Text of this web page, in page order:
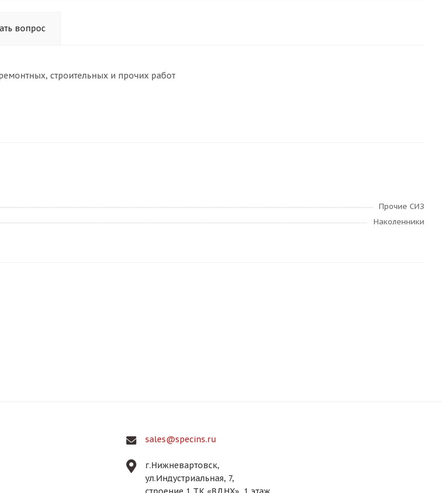
вопрос
строительных и прочих работ
Прочие СИЗ
Наколенники
sales@specins.ru
г.Нижневартовск,
ул.Индустриальная, 7,